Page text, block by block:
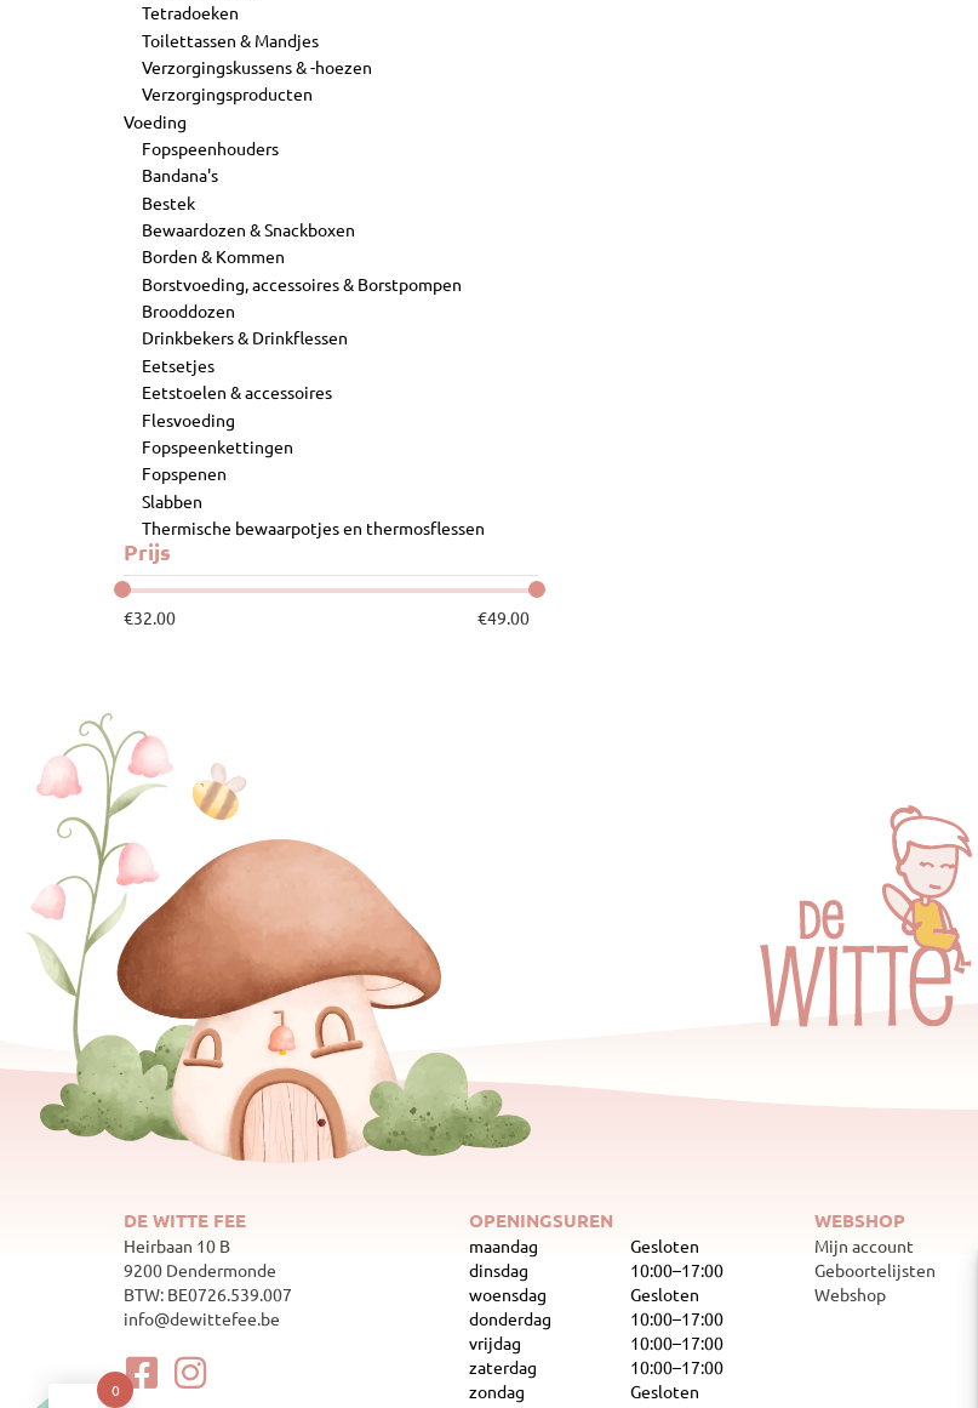
Tetradoeken
Toilettassen & Mandjes
Verzorgingskussens & -hoezen
Verzorgingsproducten
Voeding
Fopspeenhouders
Bandana's
Bestek
Bewaardozen & Snackboxen
Borden & Kommen
Borstvoeding, accessoires & Borstpompen
Brooddozen
Drinkbekers & Drinkflessen
Eetsetjes
Eetstoelen & accessoires
Flesvoeding
Fopspeenkettingen
Fopspenen
Slabben
Thermische bewaarpotjes en thermosflessen
Prijs
€32.00 €49.00
DE WITTE FEE
Heirbaan 10 B
9200 Dendermonde
BTW: BE0726.539.007
info@dewittefee.be
OPENINGSUREN
maandag
Gesloten
dinsdag
10:00–17:00
woensdag
Gesloten
donderdag
10:00–17:00
vrijdag
10:00–17:00
zaterdag
10:00–17:00
zondag
Gesloten
WEBSHOP
Mijn account
Geboortelijsten
Webshop
0